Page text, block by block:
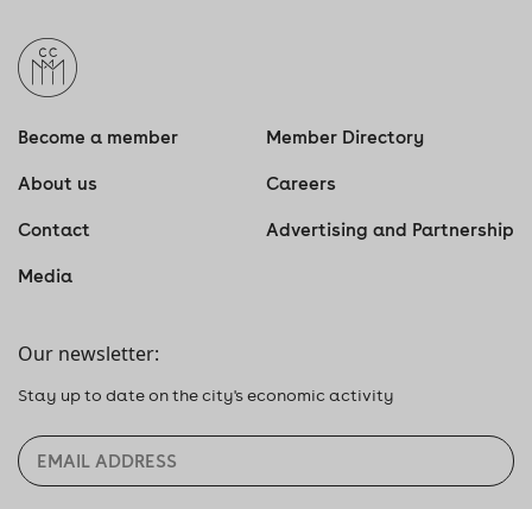
Become a member Member Directory
About us Careers
Contact Advertising and Partnership
Media
Our newsletter:
Stay up to date on the city's economic activity